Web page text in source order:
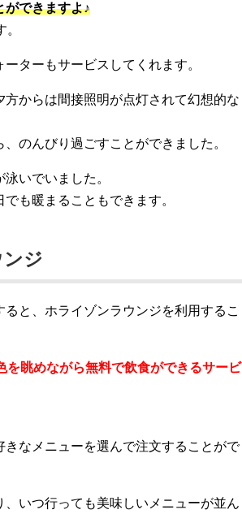
ができますよ♪
ターもサービスしてくれます。
からは間接照明が点灯されて幻想的な
のんびり過ごすことができました。
いでいました。
も暖まることもできます。
ジ
と、ホライゾンラウンジを利用するこ
を眺めながら無料で飲食ができるサービ
なメニューを選んで注文することがで
いつ行っても美味しいメニューが並ん